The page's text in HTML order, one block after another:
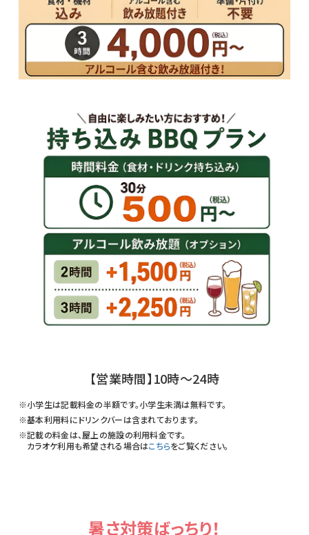
【営業時間】10時〜24時
小学生は記載料金の半額です。小学生未満は無料です。
基本利用料にドリンクバーは含まれております。
記載の料金は、屋上の施設の利用料金です。
カラオケ利用も希望される場合はこちらをご覧ください。
暑さ対策ばっちり！